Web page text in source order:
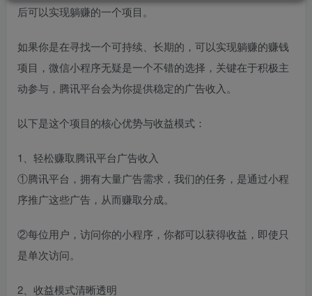
后可以实现躺赚的一个项目。
如果你是在寻找一个可持续、长期的，可以实现躺赚的赚钱
项目，微信小程序无疑是一个不错的选择，关键在于积极主
动参与，腾讯平台会为你提供稳定的广告收入。
以下是这个项目的核心优势与收益模式：
1、轻松赚取腾讯平台广告收入
①腾讯平台，拥有大量广告需求，我们的任务，是通过小程
序推广这些广告，从而赚取分成。
②每位用户，访问你的小程序，你都可以获得收益，即使只
是单次访问。
2、收益模式清晰透明